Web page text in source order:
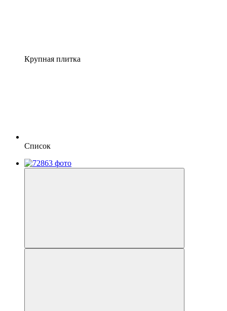
Крупная плитка
Список